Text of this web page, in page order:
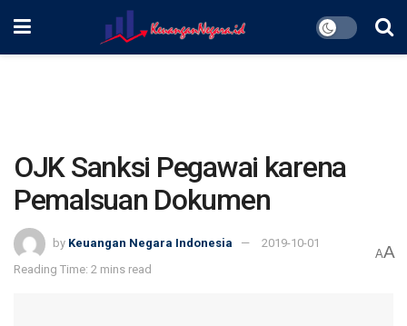
OJK Sanksi Pegawai karena
Pemalsuan Dokumen
by Keuangan Negara Indonesia
2019-10-01
Reading Time: 2 mins read
AA